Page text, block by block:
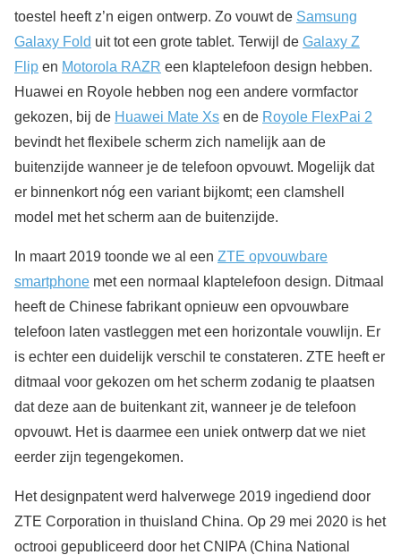
toestel heeft z’n eigen ontwerp. Zo vouwt de Samsung
Galaxy Fold uit tot een grote tablet. Terwijl de Galaxy Z
Flip en Motorola RAZR een klaptelefoon design hebben.
Huawei en Royole hebben nog een andere vormfactor
gekozen, bij de Huawei Mate Xs en de Royole FlexPai 2
bevindt het flexibele scherm zich namelijk aan de
buitenzijde wanneer je de telefoon opvouwt. Mogelijk dat
er binnenkort nóg een variant bijkomt; een clamshell
model met het scherm aan de buitenzijde.
In maart 2019 toonde we al een ZTE opvouwbare
smartphone met een normaal klaptelefoon design. Ditmaal
heeft de Chinese fabrikant opnieuw een opvouwbare
telefoon laten vastleggen met een horizontale vouwlijn. Er
is echter een duidelijk verschil te constateren. ZTE heeft er
ditmaal voor gekozen om het scherm zodanig te plaatsen
dat deze aan de buitenkant zit, wanneer je de telefoon
opvouwt. Het is daarmee een uniek ontwerp dat we niet
eerder zijn tegengekomen.
Het designpatent werd halverwege 2019 ingediend door
ZTE Corporation in thuisland China. Op 29 mei 2020 is het
octrooi gepubliceerd door het CNIPA (China National